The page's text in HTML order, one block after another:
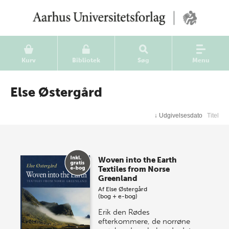
Kurv Bibliotek Søg Menu
Else Østergård
↓ Udgivelsesdato Titel
Woven into the Earth
Textiles from Norse
Greenland
Af Else Østergård
(bog + e-bog)
Erik den Rødes
efterkommere, de norrøne